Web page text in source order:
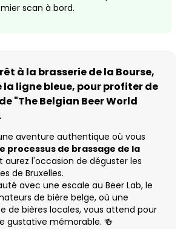
scan à bord.
à la brasserie de la Bourse,
la ligne bleue, pour profiter de
"The Belgian Beer World
aventure authentique où vous
processus de brassage de la
aurez l'occasion de déguster les
de Bruxelles.
avec une escale au Beer Lab, le
de bière belge, où une
de bières locales, vous attend pour
gustative mémorable. 🍻